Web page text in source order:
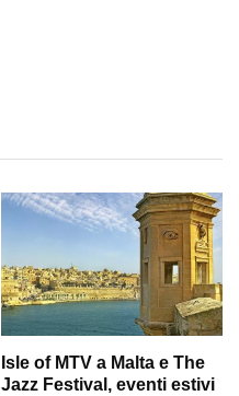
Isle of MTV a Malta e The
Jazz Festival, eventi estivi